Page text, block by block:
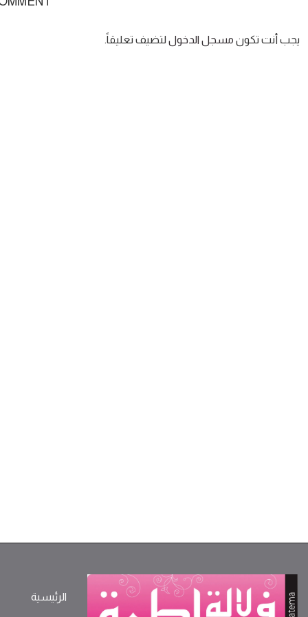
يجب أنت تكون مسجل الدخول لتضيف تعليقاً.
الرئيسية